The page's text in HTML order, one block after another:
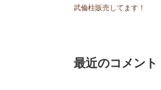
武倫柱販売してます！
最近のコメント